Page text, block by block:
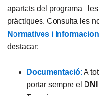
apartats del programa i
pràctiques. Consulta les
Normatives i
destacar:
Documentació: A
portar sempre el
DNI